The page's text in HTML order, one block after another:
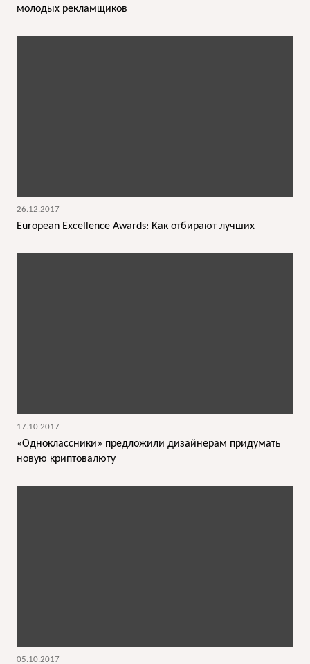
молодых рекламщиков
26.12.2017
European Excellence Awards: Как отбирают лучших
17.10.2017
«Одноклассники» предложили дизайнерам придумать
новую криптовалюту
05.10.2017